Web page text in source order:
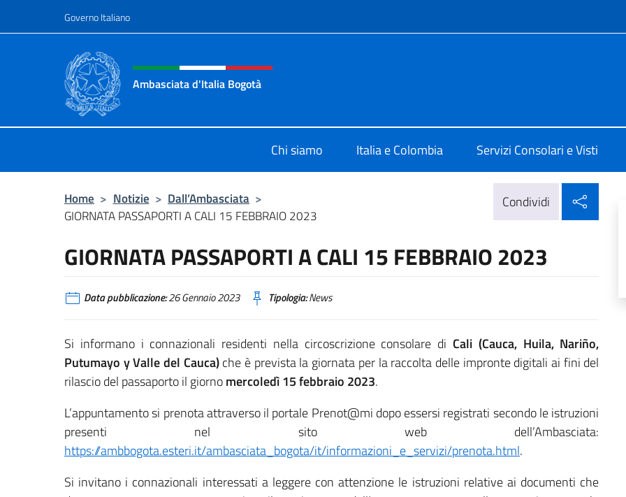
Governo Italiano
Intestazione sito, social e menù
Ambasciata d'Italia Bogotà
Chi siamo Italia e Colombia Servizi Consolari e Visti
Home > Notizie > Dall’Ambasciata >
GIORNATA PASSAPORTI A CALI 15 FEBBRAIO 2023
Condividi
GIORNATA PASSAPORTI A CALI 15 FEBBRAIO 2023
Data pubblicazione:26 Gennaio 2023 Tipologia:News
Si informano i connazionali residenti nella circoscrizione consolare di Cali (Cauca, Huila, Nariño,
Putumayo y Valle del Cauca)che è prevista la giornata per la raccolta delle impronte digitali ai fini del
rilascio del passaporto il giornomercoledì 15 febbraio 2023.
L’appuntamento si prenota attraverso il portale Prenot@mi dopo essersi registrati secondo le istruzioni
presenti nel sito web dell’Ambasciata:
https://ambbogota.esteri.it/ambasciata_bogota/it/informazioni_e_servizi/prenota.html.
Si invitano i connazionali interessati a leggere con attenzione le istruzioni relative ai documenti che